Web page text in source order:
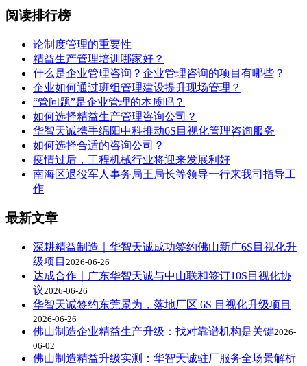
阅读排行榜
论制度管理的重要性
精益生产管理培训哪家好？
什么是企业管理咨询？企业管理咨询的项目有哪些？
企业如何通过班组管理建设提升现场管理？
“管问题”是企业管理的本质吗？
如何选择精益生产管理咨询公司？
华智天诚携手绵阳中科推动6S目视化管理咨询服务
如何选择合适的咨询公司？
疫情过后，工程机械行业将迎来发展利好
南海区退役军人事务局王局长等领导一行来我司指导工
作
最新文章
深耕精益制造｜华智天诚成功签约佛山新广6S目视化升
级项目 2026-06-26
达成合作｜广东华智天诚与中山联和签订10S目视化协
议2026-06-26
华智天诚签约东莞景为，落地厂区 6S 目视化升级项目
2026-06-26
佛山制造企业精益生产升级：找对靠谱机构是关键2026-
06-02
佛山制造精益升级实测：华智天诚驻厂服务全场景解析